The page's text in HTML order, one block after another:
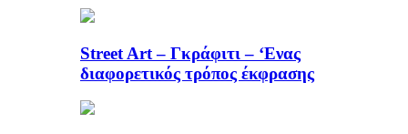
Street Art – Γκράφιτι – ‘Ενας
διαφορετικός τρόπος έκφρασης